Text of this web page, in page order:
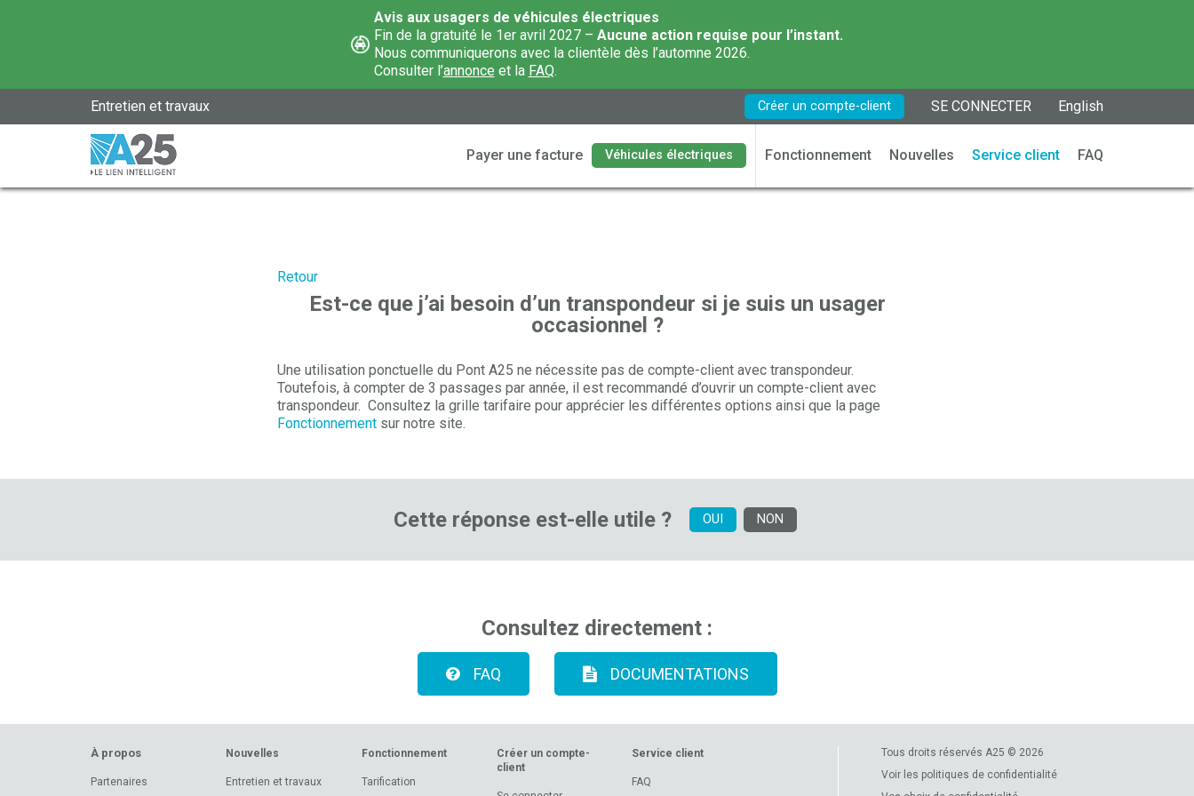
Avis aux usagers de véhicules électriques
Fin de la gratuité le 1er avril 2027 – Aucune action requise pour l’instant.
Nous communiquerons avec la clientèle dès l’automne 2026.
Consulter l’annonce et la FAQ.
Entretien et travaux Créer un compte-client SE CONNECTER English
Payer une facture Véhicules électriques Fonctionnement Nouvelles Service client FAQ
Retour
Est-ce que j’ai besoin d’un transpondeur si je suis un usager
occasionnel ?
Une utilisation ponctuelle du Pont A25 ne nécessite pas de compte-client avec transpondeur.
Toutefois, à compter de 3 passages par année, il est recommandé d’ouvrir un compte-client avec
transpondeur. Consultez la grille tarifaire pour apprécier les différentes options ainsi que la page
Fonctionnement sur notre site.
Cette réponse est-elle utile ? OUI NON
Consultez directement :
FAQ DOCUMENTATIONS
À propos
Partenaires
Nouvelles
Entretien et travaux
Fonctionnement
Tarification
Créer un compte-
client
Service client
FAQ
Tous droits réservés A25 © 2026
Voir les politiques de confidentialité